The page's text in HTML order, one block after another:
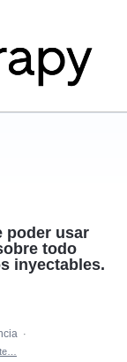
poder usar
todo
inyectables.
·